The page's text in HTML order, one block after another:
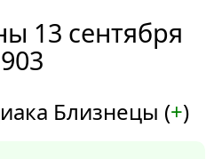
13 сентября
Близнецы (+)